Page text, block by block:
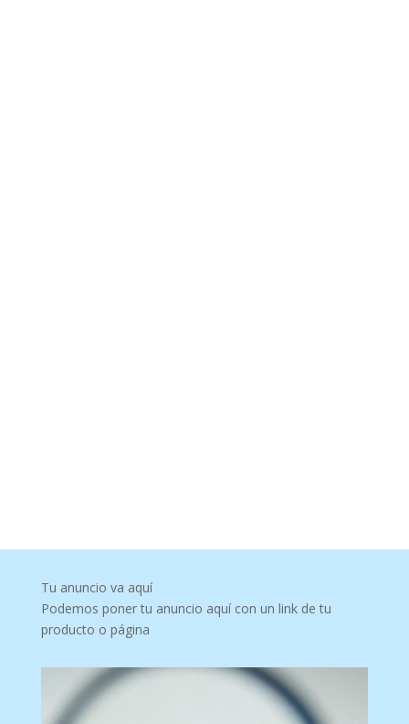
Tu anuncio va aquí
Podemos poner tu anuncio aquí con un link de tu
producto o página